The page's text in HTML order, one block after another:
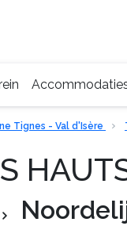
Tignes - Val d'Isère